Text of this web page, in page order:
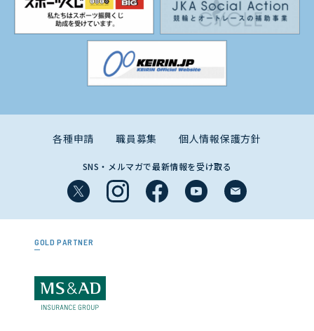
各種申請 職員募集 個人情報保護方針
SNS・メルマガで最新情報を受け取る
GOLD PARTNER